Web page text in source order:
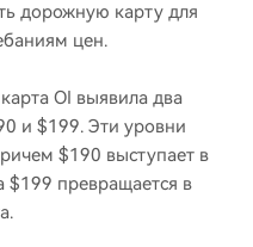
дорожную карту для
цен.
OI выявила два
и $199. Эти уровни
$190 выступает в
$199 превращается в